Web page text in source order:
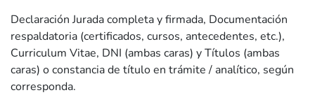
Declaración Jurada completa y firmada, Documentación
respaldatoria (certificados, cursos, antecedentes, etc.),
Curriculum Vitae, DNI (ambas caras) y Títulos (ambas
caras) o constancia de título en trámite / analítico, según
corresponda.